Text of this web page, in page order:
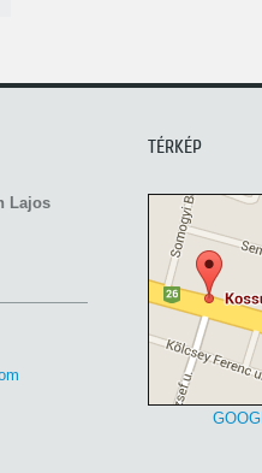
Lajos
TÉRKÉP